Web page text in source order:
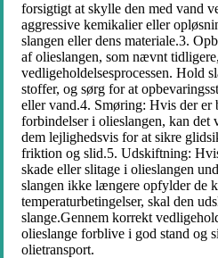
forsigtigt at skylle den med vand
aggressive kemikalier eller
slangen eller dens materiale.3.
af olieslangen, som nævnt
vedligeholdelsesprocessen. Hold
stoffer, og sørg for at
eller vand.4. Smøring: Hvis der er
forbindelser i olieslangen, kan det
dem lejlighedsvis for at sikre
friktion og slid.5. Udskiftning:
skade eller slitage i olieslangen
slangen ikke længere opfylder de
temperaturbetingelser, skal den
slange.Gennem korrekt
olieslange forblive i god stand og
olietransport.